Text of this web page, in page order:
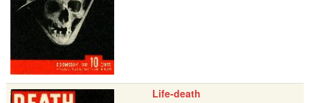
Life-death